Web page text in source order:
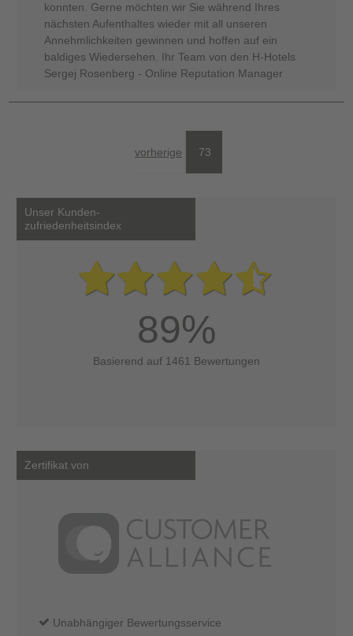
konnten. Gerne möchten wir Sie während Ihres
nächsten Aufenthaltes wieder mit all unseren
Annehmlichkeiten gewinnen und hoffen auf ein
baldiges Wiedersehen. Ihr Team von den H-Hotels
Sergej Rosenberg - Online Reputation Manager
vorherige 73
Unser Kunden-
zufriedenheitsindex
89%
Basierend auf 1461 Bewertungen
Zertifikat von
Unabhängiger Bewertungsservice